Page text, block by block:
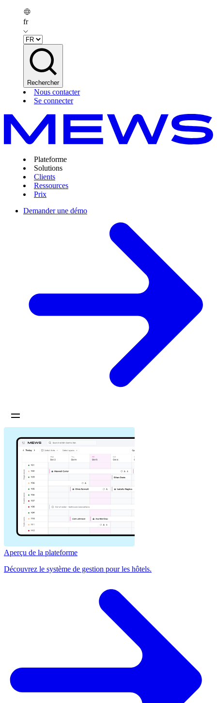
fr
Rechercher
Nous contacter
Se connecter
Plateforme
Solutions
Clients
Ressources
Prix
Demander une démo
Aperçu de la plateforme
Découvrez le système de gestion pour les hôtels.